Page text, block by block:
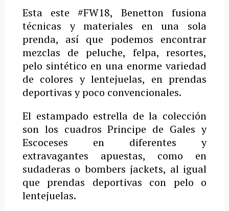
Esta este #FW18, Benetton fusiona
técnicas y materiales en una sola
prenda, así que podemos encontrar
mezclas de peluche, felpa, resortes,
pelo sintético en una enorme variedad
de colores y lentejuelas, en prendas
deportivas y poco convencionales.
El estampado estrella de la colección
son los cuadros Principe de Gales y
Escoceses en diferentes y
extravagantes apuestas, como en
sudaderas o bombers jackets, al igual
que prendas deportivas con pelo o
lentejuelas.